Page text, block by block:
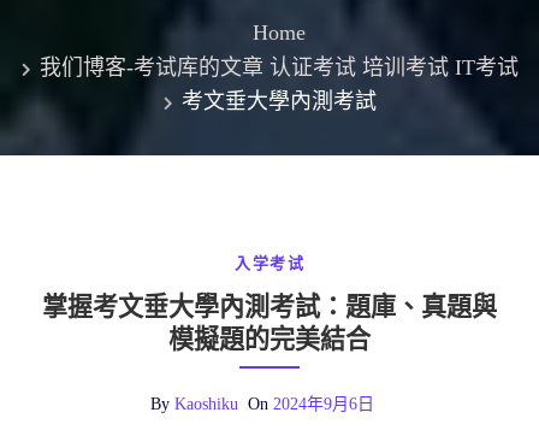
Home
我们博客-考试库的文章 认证考试 培训考试 IT考试
考文垂大學內測考試
入学考试
掌握考文垂大學內測考試：題庫、真題與
模擬題的完美結合
By Kaoshiku On 2024年9月6日